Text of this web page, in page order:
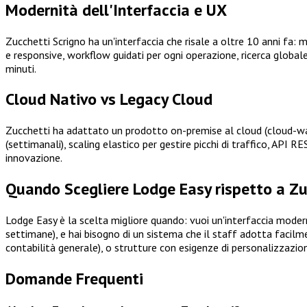
Modernità dell'Interfaccia e UX
Zucchetti Scrigno ha un'interfaccia che risale a oltre 10 anni fa:
e responsive, workflow guidati per ogni operazione, ricerca
minuti.
Cloud Nativo vs Legacy Cloud
Zucchetti ha adattato un prodotto on-premise al cloud (cloud-
(settimanali), scaling elastico per gestire picchi di traffico, API
innovazione.
Quando Scegliere Lodge Easy rispetto a
Lodge Easy è la scelta migliore quando: vuoi un'interfaccia
settimane), e hai bisogno di un sistema che il staff adotta
contabilità generale), o strutture con esigenze di
Domande Frequenti